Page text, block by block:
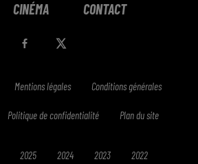
CINÉMA CONTACT
Mentions légales Conditions générales
Politique de confidentialité Plan du site
2025 2024 2023 2022